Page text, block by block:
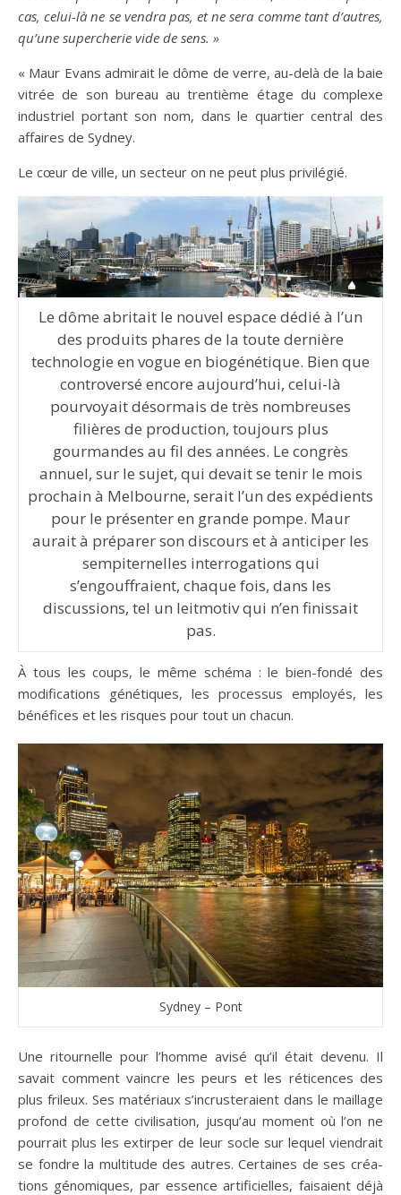
cas, celui-là ne se vendra pas, et ne sera comme tant d’autres,
qu’une supercherie vide de sens. »
« Maur Evans admirait le dôme de verre, au-delà de la baie
vitrée de son bureau au trentième étage du complexe
industriel portant son nom, dans le quartier central des
affaires de Sydney.
Le cœur de ville, un secteur on ne peut plus privilégié.
Le dôme abritait le nouvel espace dédié à l’un
des pro­duits phares de la toute dernière
technologie en vogue en biogénétique. Bien que
controversé encore aujourd’hui, celui-là
pourvoyait désormais de très nombreuses
filières de production, toujours plus
gourmandes au fil des années. Le congrès
annuel, sur le sujet, qui devait se tenir le mois
prochain à Melbourne, serait l’un des expédients
pour le présenter en grande pompe. Maur
aurait à préparer son discours et à anticiper les
sempiternelles interrogations qui
s’engouffraient, chaque fois, dans les
discussions, tel un leitmotiv qui n’en finissait
pas.
À tous les coups, le même schéma : le bien-fondé des
modifications génétiques, les processus employés, les
béné­fices et les risques pour tout un chacun.
Sydney – Pont
Une ritournelle pour l’homme avisé qu’il était devenu. Il
savait comment vaincre les peurs et les réticences des
plus frileux. Ses matériaux s’incrusteraient dans le maillage
profond de cette civilisation, jusqu’au moment où l’on ne
pourrait plus les extirper de leur socle sur lequel viendrait
se fondre la multitude des autres. Certaines de ses créa­
tions génomiques, par essence artificielles, faisaient déjà